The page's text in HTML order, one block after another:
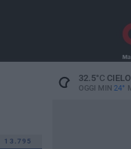
13.795
32.5°CCIELO
OGGI MIN 24°